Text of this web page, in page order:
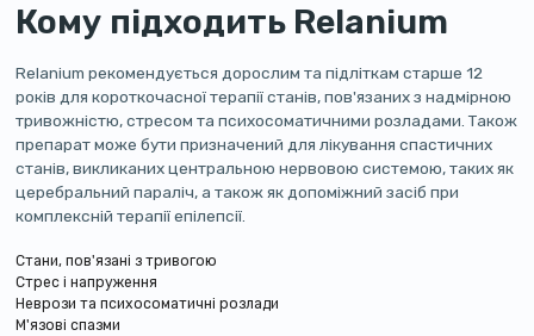
Кому підходить Relanium
Relanium рекомендується дорослим та підліткам старше 12
років для короткочасної терапії станів, пов'язаних з надмірною
тривожністю, стресом та психосоматичними розладами. Також
препарат може бути призначений для лікування спастичних
станів, викликаних центральною нервовою системою, таких як
церебральний параліч, а також як допоміжний засіб при
комплексній терапії епілепсії.
Стани, пов'язані з тривогою
Стрес і напруження
Неврози та психосоматичні розлади
М'язові спазми